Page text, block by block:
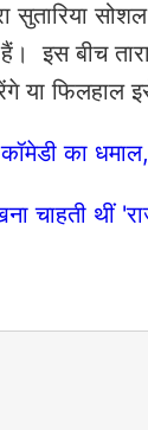
सुतारिया
हैं। इस बीच
या फिलहाल
का
चाहती थीं